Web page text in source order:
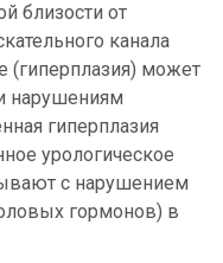
близости от
канала
(гиперплазия) может
нарушениям
гиперплазия
урологическое
с нарушением
гормонов) в